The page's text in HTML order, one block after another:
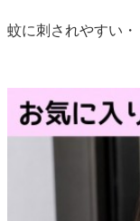
蚊に刺されやすい